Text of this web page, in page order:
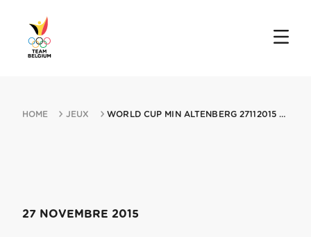
HOME JEUX WORLD CUP MIN ALTENBERG 27112015 ALTENBERG
27 NOVEMBRE 2015